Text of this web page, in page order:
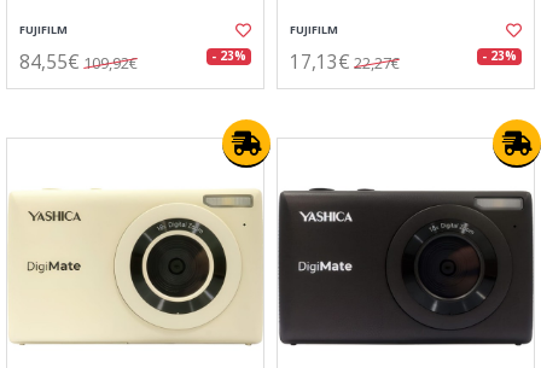
FUJIFILM
84,55€ 109,92€ - 23%
FUJIFILM
17,13€ 22,27€ - 23%